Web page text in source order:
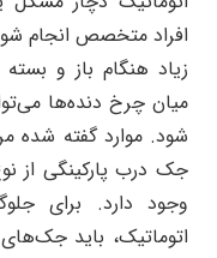
افراد متخصص انجام
زیاد هنگام باز و
میان چرخ دنده‌ها
شود. موارد گفته شده
جک درب پارکینگی از
وجود دارد. برای
اتوماتیک، باید